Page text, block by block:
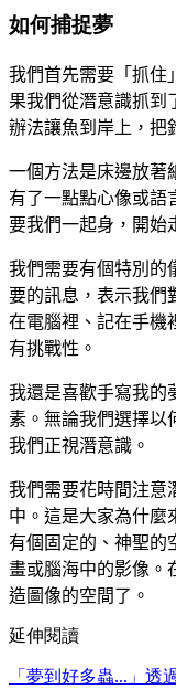
如何捕捉夢
我們首先需要「抓住
果我們從潛意識抓到
辦法讓魚到岸上，把
一個方法是床邊放著
有了一點點心像或語
要我們一起身，開始
我們需要有個特別的
要的訊息，表示我們
在電腦裡、記在手機
有挑戰性。
我還是喜歡手寫我的
素。無論我們選擇以
我們正視潛意識。
我們需要花時間注意
中。這是大家為什麼
有個固定的、神聖的
畫或腦海中的影像。
造圖像的空間了。
延伸閱讀
「夢到好多蟲...」